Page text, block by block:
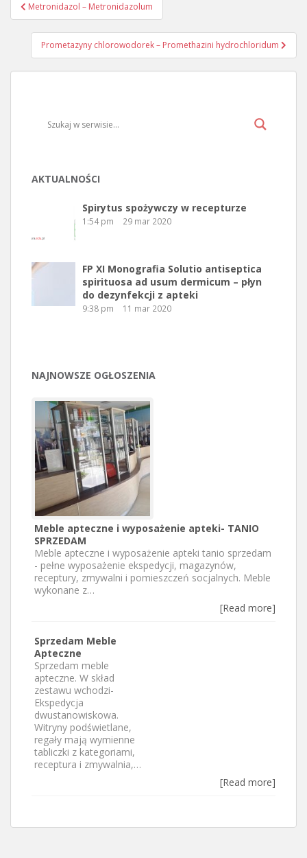
Nawigacja wpisu
Metronidazol – Metronidazolum
Prometazyny chlorowodorek – Promethazini hydrochloridum
AKTUALNOŚCI
Spirytus spożywczy w recepturze
1:54 pm 29 mar 2020
FP XI Monografia Solutio antiseptica
spirituosa ad usum dermicum – płyn
do dezynfekcji z apteki
9:38 pm 11 mar 2020
NAJNOWSZE OGŁOSZENIA
Meble apteczne i wyposażenie apteki- TANIO
SPRZEDAM
Meble apteczne i wyposażenie apteki tanio sprzedam
- pełne wyposażenie ekspedycji, magazynów,
receptury, zmywalni i pomieszczeń socjalnych. Meble
wykonane z…
[Read more]
Sprzedam Meble
Apteczne
Sprzedam meble
apteczne. W skład
zestawu wchodzi-
Ekspedycja
dwustanowiskowa.
Witryny podświetlane,
regały mają wymienne
tabliczki z kategoriami,
receptura i zmywalnia,…
[Read more]